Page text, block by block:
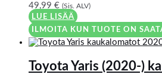
49,99 € (Sis. ALV)
LUE LISÄÄ
ILMOITA KUN TUOTE ON
Toyota Yaris (2020-)